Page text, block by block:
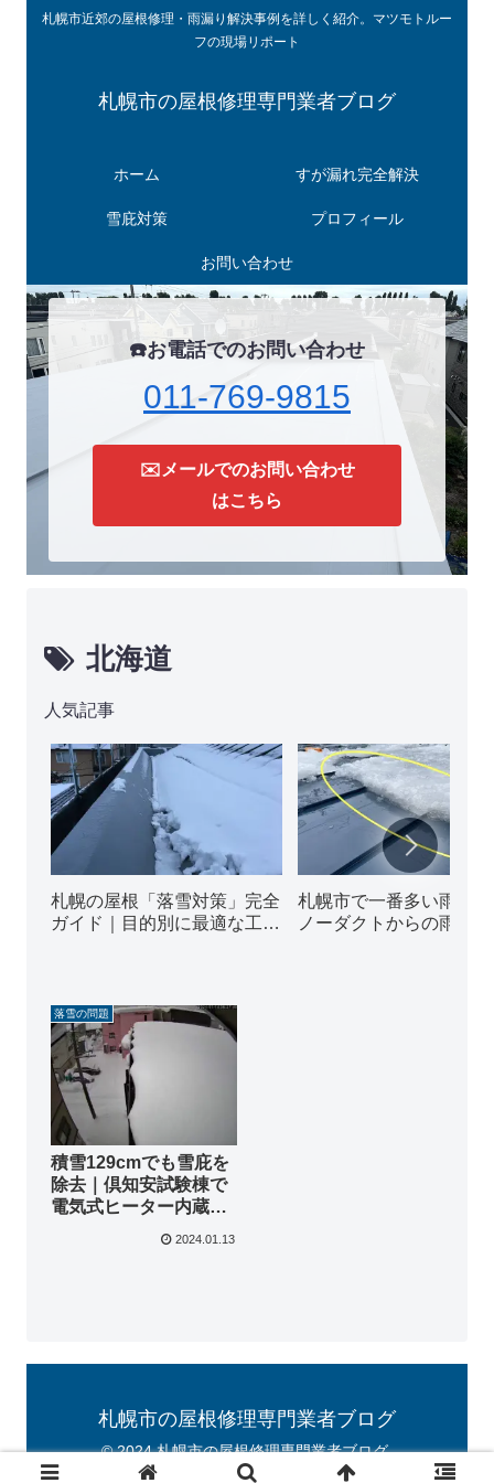
札幌市近郊の屋根修理・雨漏り解決事例を詳しく紹介。マツモトルー
フの現場リポート
札幌市の屋根修理専門業者ブログ
ホーム すが漏れ完全解決
雪庇対策 プロフィール
お問い合わせ
☎️お電話でのお問い合わせ
011-769-9815
✉️メールでのお問い合わせ
はこちら
北海道
人気記事
札幌の屋根「落雪対策」完全
ガイド｜目的別に最適な工法
札幌市で一番多い雨漏
ノーダクトからの雨漏
落雪の問題
積雪129cmでも雪庇を
除去｜倶知安試験棟で
電気式ヒーター内蔵
試験施工レポート
2024.01.13
札幌市の屋根修理専門業者ブログ
© 2024 札幌市の屋根修理専門業者ブログ.